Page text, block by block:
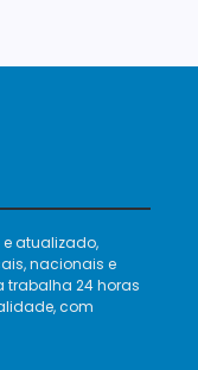
atualizado,
nacionais e
trabalha 24 horas
com